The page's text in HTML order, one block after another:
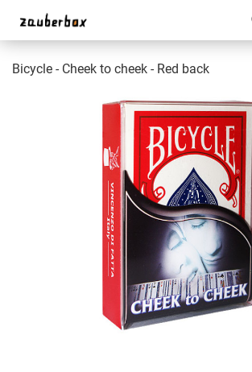
Bicycle - Cheek to cheek - Red back